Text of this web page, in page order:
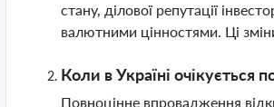
стану, ділової репутації
валютними цінностями. Ці
Коли в Україні очікується
Повноцінне впровадження